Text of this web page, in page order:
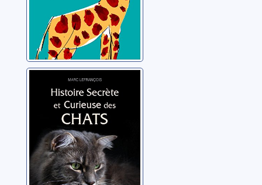
Histoire secrète
et curieuse des
chats
Lefrançois, Marc